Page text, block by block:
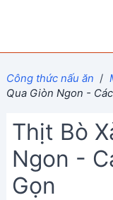
Công thức nấu ăn /
Qua Giòn Ngon -
Thịt Bò
Ngon -
Gọn